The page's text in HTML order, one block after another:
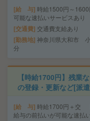
給 与 時給1500円～
可能な速払いサービスあり
交通費 交通費支給あり
勤務地 神奈川県大和市
分
【時給1700円】残業
の登録・更新など[派
給 与 時給1700円＋交
給与の前払いが可能な速払